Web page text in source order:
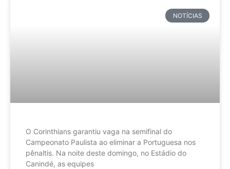
NOTÍCIAS
O Corinthians garantiu vaga na semifinal do
Campeonato Paulista ao eliminar a Portuguesa nos
pênaltis. Na noite deste domingo, no Estádio do
Canindé, as equipes